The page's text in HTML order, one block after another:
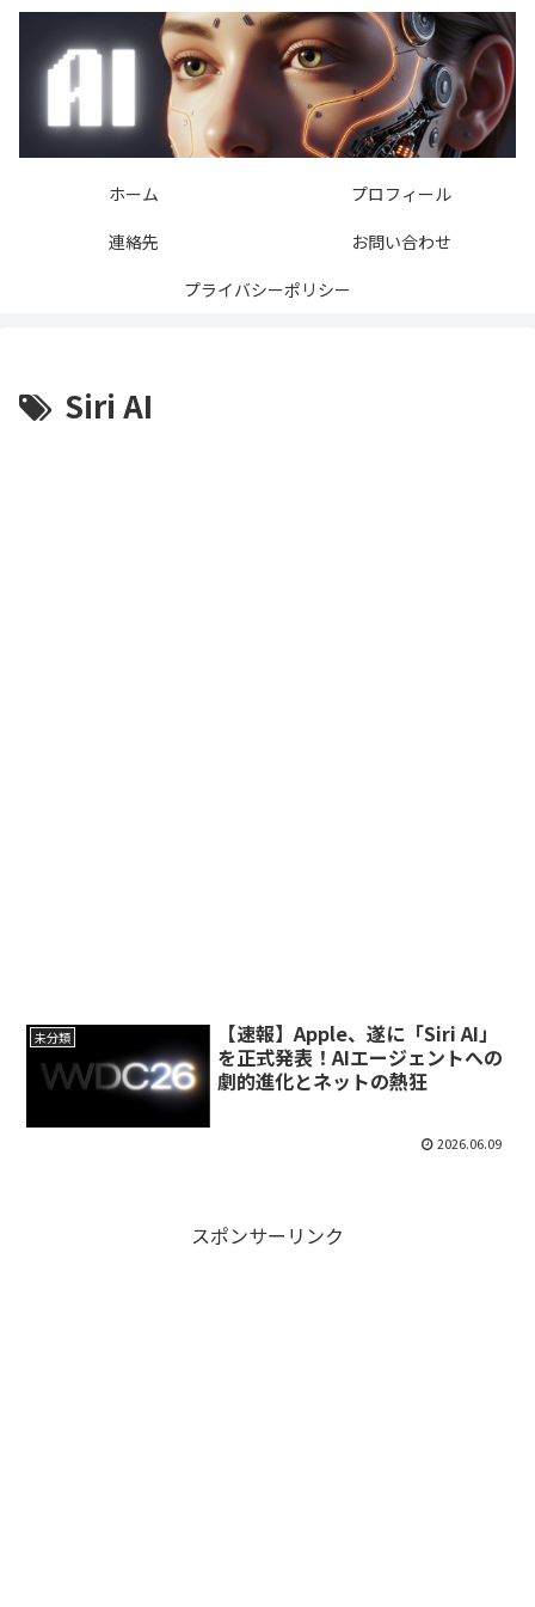
ホーム
プロフィール
連絡先
お問い合わせ
プライバシーポリシー
Siri AI
未分類
【速報】Apple、遂に「Siri AI」
を正式発表！AIエージェントへの
劇的進化とネットの熱狂
2026.06.09
スポンサーリンク